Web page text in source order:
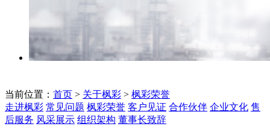
当前位置： 首页 > 关于枫彩 > 枫彩荣誉
走进枫彩 常见问题 枫彩荣誉 客户见证 合作伙伴 企业文化 售
后服务 风采展示 组织架构 董事长致辞